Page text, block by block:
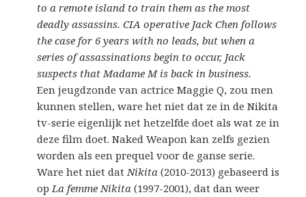
to a remote island to train them as the most
deadly assassins. CIA operative Jack Chen follows
the case for 6 years with no leads, but when a
series of assassinations begin to occur, Jack
suspects that Madame M is back in business.
Een jeugdzonde van actrice Maggie Q, zou men
kunnen stellen, ware het niet dat ze in de Nikita
tv-serie eigenlijk net hetzelfde doet als wat ze in
deze film doet. Naked Weapon kan zelfs gezien
worden als een prequel voor de ganse serie.
Ware het niet datNikita (2010-2013) gebaseerd is
opLa femme Nikita (1997-2001), dat dan weer